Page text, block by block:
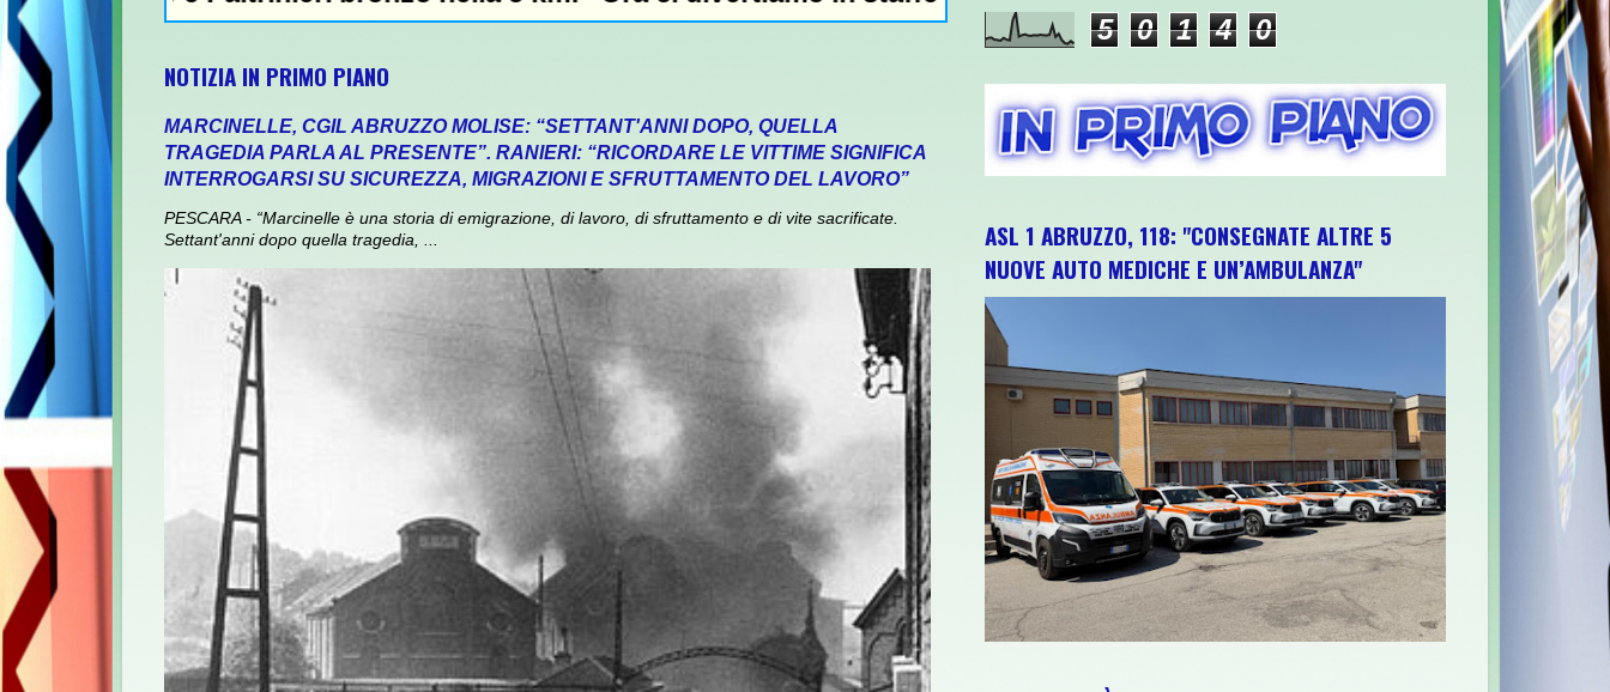
NOTIZIA IN PRIMO PIANO
MARCINELLE, CGIL ABRUZZO MOLISE: “SETTANT'ANNI DOPO, QUELLA
TRAGEDIA PARLA AL PRESENTE”. RANIERI: “RICORDARE LE VITTIME SIGNIFICA
INTERROGARSI SU SICUREZZA, MIGRAZIONI E SFRUTTAMENTO DEL LAVORO”
PESCARA - “Marcinelle è una storia di emigrazione, di lavoro, di sfruttamento e di vite sacrificate.
Settant'anni dopo quella tragedia, ...
5 0 1 4 0
ASL 1 ABRUZZO, 118: "CONSEGNATE ALTRE 5
NUOVE AUTO MEDICHE E UN’AMBULANZA"